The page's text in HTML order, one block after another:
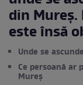
din Mureș.
este însă
Unde se
Ce persoană ar
Mureș